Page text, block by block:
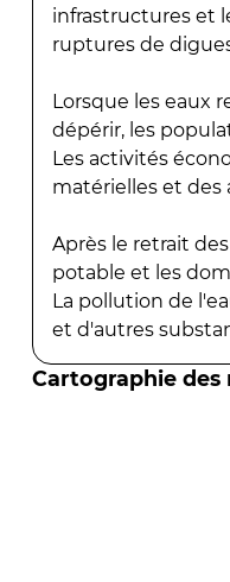
infrastructures et
ruptures de
Lorsque les eaux
dépérir, les
Les activités
matérielles et des
Après le retrait
potable et les
La pollution de
et d'autres
Cartographie